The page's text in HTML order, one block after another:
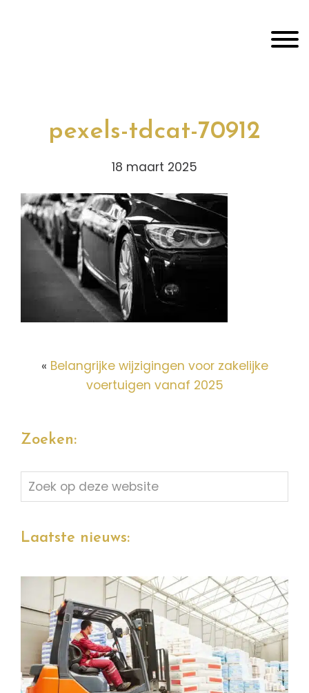
pexels-tdcat-70912
18 maart 2025
« Belangrijke wijzigingen voor zakelijke
voertuigen vanaf 2025
Zoeken:
Zoek
op
website
Laatste nieuws: